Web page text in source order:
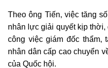
Theo ông Tiến, việc tăng
nhân lực giải quyết kịp
công việc giám đốc thẩm,
nhân dân cấp cao chuyển
của Quốc hội.